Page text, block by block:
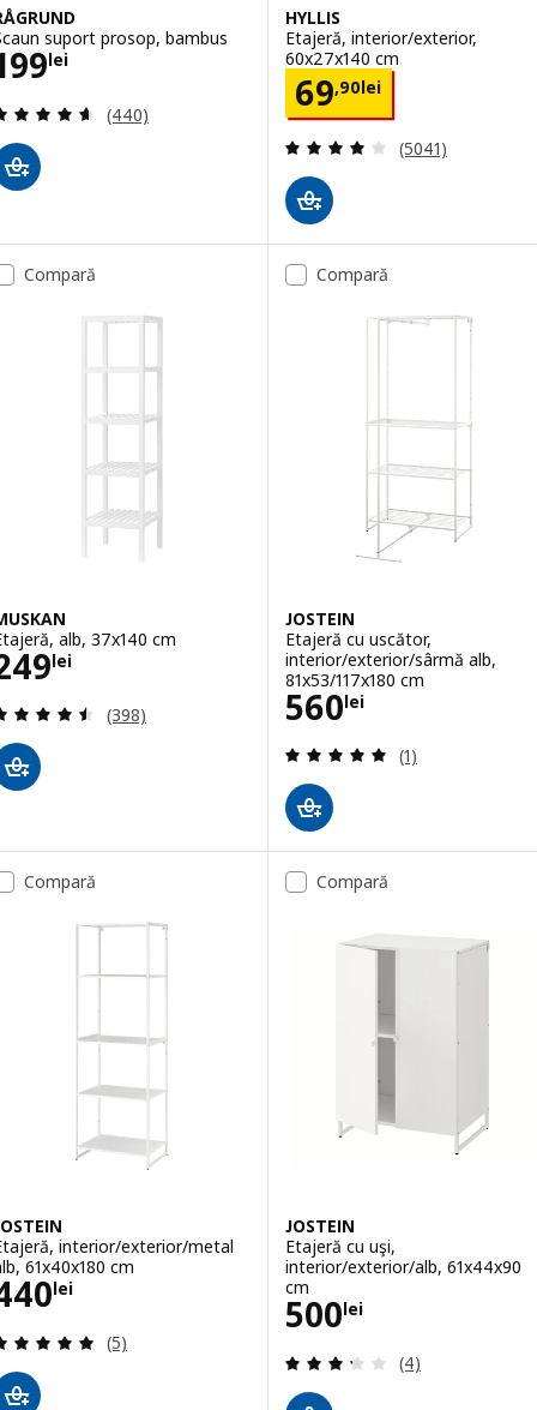
suport prosop, bambus
lei199lei
Evaluare: 4.6 din 5 stele. Total recenzii:
(440)
HYLLIS
Etajeră, interior/exterior,
60x27x140 cm
69,90lei
Preţ 69,90lei
Evaluare: 4.1
(5041)
Compară
alb, 37x140 cm
lei
249lei
Evaluare: 4.5 din 5 stele. Total recenzii:
(398)
Compară
JOSTEIN
Etajeră cu uscător,
interior/exterior/sârmă alb,
81x53/117x180 cm
560lei
Preţ 560lei
Evaluare: 5 din
(1)
Compară
interior/exterior/metal
61x40x180 cm
lei
440lei
Evaluare: 5 din 5 stele. Total recenzii:
(5)
Compară
JOSTEIN
Etajeră cu uşi,
interior/exterior/alb, 61x44x90
cm
500lei
Preţ 500lei
Evaluare: 3.3
(4)